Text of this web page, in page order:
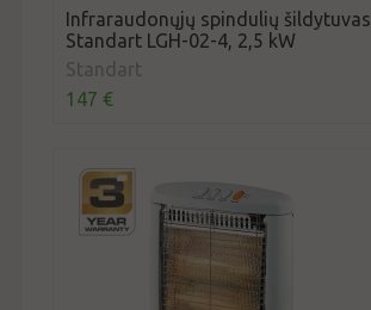
Infraraudonųjų spindulių šildytuvas
Standart LGH-02-4, 2,5 kW
Standart
147 €